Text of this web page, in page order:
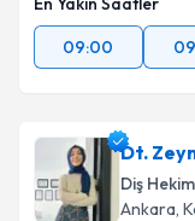
09:00
Dt.
Diş
Ankara,